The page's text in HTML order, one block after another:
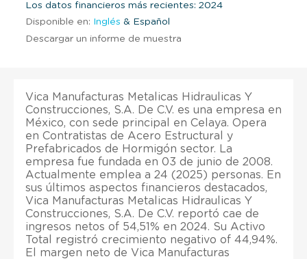
Los datos financieros más recientes: 2024
Disponible en: Inglés & Español
Descargar un informe de muestra
Vica Manufacturas Metalicas Hidraulicas Y
Construcciones, S.A. De C.V. es una empresa en
México, con sede principal en Celaya. Opera
en Contratistas de Acero Estructural y
Prefabricados de Hormigón sector. La
empresa fue fundada en 03 de junio de 2008.
Actualmente emplea a 24 (2025) personas. En
sus últimos aspectos financieros destacados,
Vica Manufacturas Metalicas Hidraulicas Y
Construcciones, S.A. De C.V. reportó cae de
ingresos netos of 54,51% en 2024. Su Activo
Total registró crecimiento negativo of 44,94%.
El margen neto de Vica Manufacturas